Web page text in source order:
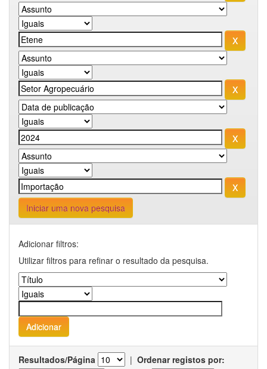
Iniciar uma nova pesquisa
Adicionar filtros:
Utilizar filtros para refinar o resultado da pesquisa.
Resultados/Página | Ordenar registos por: